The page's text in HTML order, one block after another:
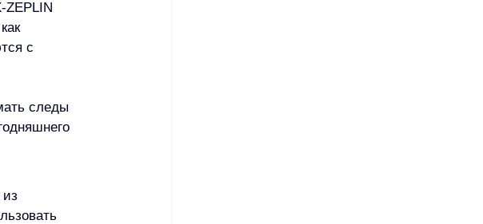
ZEPLIN
с
следы
из